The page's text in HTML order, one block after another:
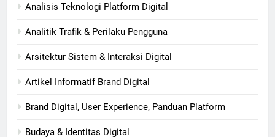
Analisis Teknologi Platform Digital
Analitik Trafik & Perilaku Pengguna
Arsitektur Sistem & Interaksi Digital
Artikel Informatif Brand Digital
Brand Digital, User Experience, Panduan Platform
Budaya & Identitas Digital